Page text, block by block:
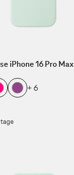
iPhone 16 Pro Max
+ 6